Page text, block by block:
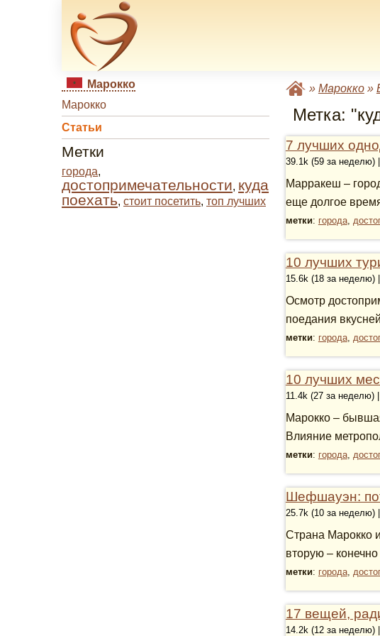
Марокко
Марокко
Статьи
Метки
города,
достопримечательности, куда
поехать, стоит посетить, топ лучших
» Марокко»
Метка:
7 лучших
39.1k (59 за неделю)
Марракеш –
еще долгое
метки: города,
10 лучших
15.6k (18 за неделю)
Осмотр
поедания
метки: города,
10 лучших
11.4k (27 за неделю)
Марокко –
Влияние
метки: города,
Шефшауэн:
25.7k (10 за неделю)
Страна Марокко
вторую –
метки: города,
17 вещей,
14.2k (12 за неделю)